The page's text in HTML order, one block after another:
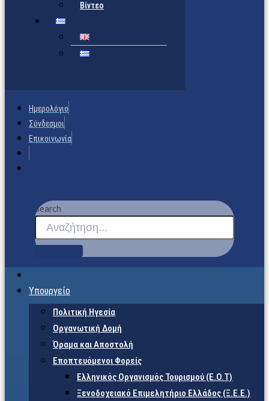
Βίντεο
Ημερολόγιο
Σύνδεσμοι
Επικοινωνία
Search
Υπουργείο
Πολιτική Ηγεσία
Οργανωτική Δομή
Όραμα και Αποστολή
Εποπτευόμενοι Φορείς
Eλληνικός Οργανισμός Τουρισμού (Ε.Ο.Τ)
Ξενοδοχειακό Επιμελητήριο Ελλάδος (Ξ.Ε.Ε.)